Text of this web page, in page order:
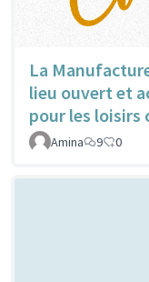
La
lieu ouvert et
pour les loisirs
Amina
9 0